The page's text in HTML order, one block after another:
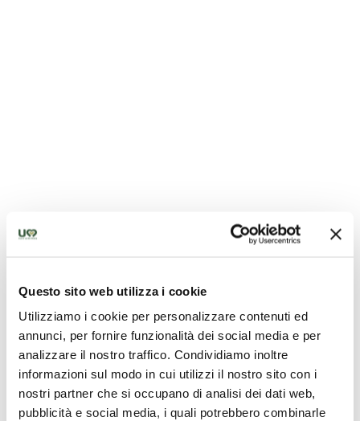
Questo sito web utilizza i cookie
Utilizziamo i cookie per personalizzare contenuti ed
annunci, per fornire funzionalità dei social media e per
analizzare il nostro traffico. Condividiamo inoltre
informazioni sul modo in cui utilizzi il nostro sito con i
nostri partner che si occupano di analisi dei dati web,
pubblicità e social media, i quali potrebbero combinarle